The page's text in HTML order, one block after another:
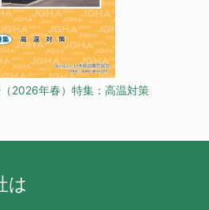
2026年春）特集：高温対策
は